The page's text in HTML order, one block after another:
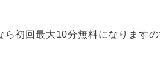
ら初回最大10分無料になります